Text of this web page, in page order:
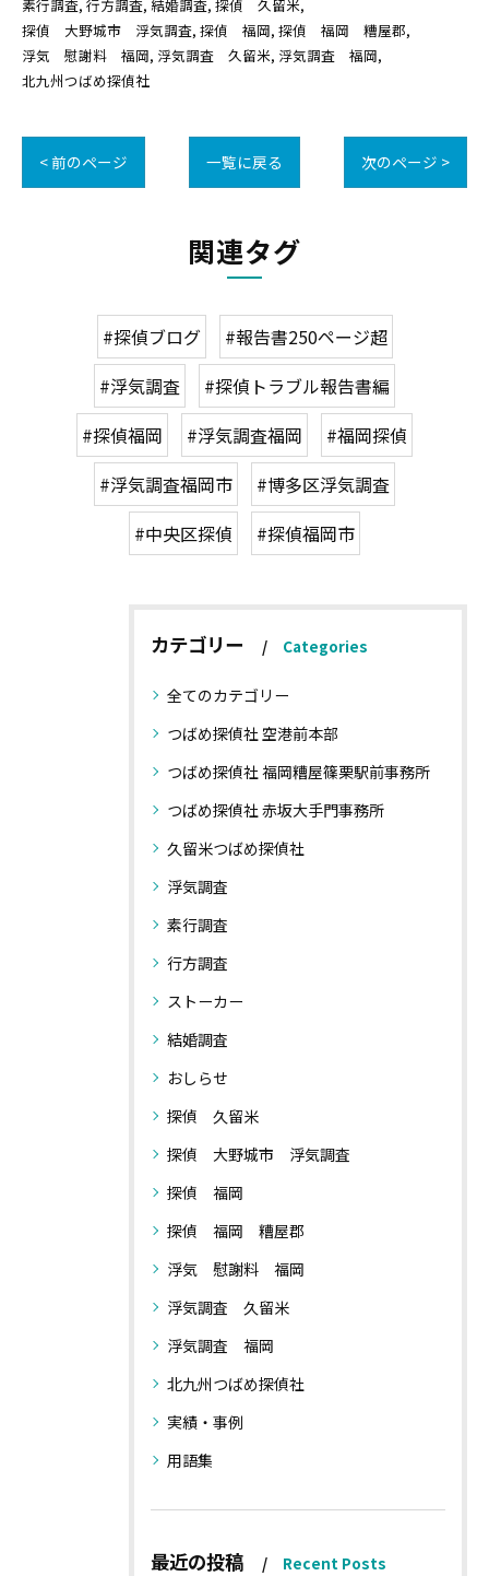
素行調査 行方調査 結婚調査 探偵 久留米
探偵 大野城市 浮気調査 探偵 福岡 探偵 福岡 糟屋郡
浮気 慰謝料 福岡 浮気調査 久留米 浮気調査 福岡
北九州つばめ探偵社
< 前のページ 一覧に戻る 次のページ >
関連タグ
#探偵ブログ
#報告書250ページ超
#浮気調査
#探偵トラブル報告書編
#探偵福岡
#浮気調査福岡
#福岡探偵
#浮気調査福岡市
#博多区浮気調査
#中央区探偵
#探偵福岡市
カテゴリー Categories
全てのカテゴリー
つばめ探偵社 空港前本部
つばめ探偵社 福岡糟屋篠栗駅前事務所
つばめ探偵社 赤坂大手門事務所
久留米つばめ探偵社
浮気調査
素行調査
行方調査
ストーカー
結婚調査
おしらせ
探偵 久留米
探偵 大野城市 浮気調査
探偵 福岡
探偵 福岡 糟屋郡
浮気 慰謝料 福岡
浮気調査 久留米
浮気調査 福岡
北九州つばめ探偵社
実績・事例
用語集
最近の投稿 Recent Posts